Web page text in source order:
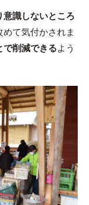
意識しないところ
めて気付かされま
で削減できるよう